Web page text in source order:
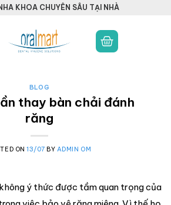
KHOA CHUYÊN SÂU TẠI NHÀ
BLOG
thay bàn chải đánh
răng
ON13/07 BY ADMIN OM
ý thức được tầm quan trọng của